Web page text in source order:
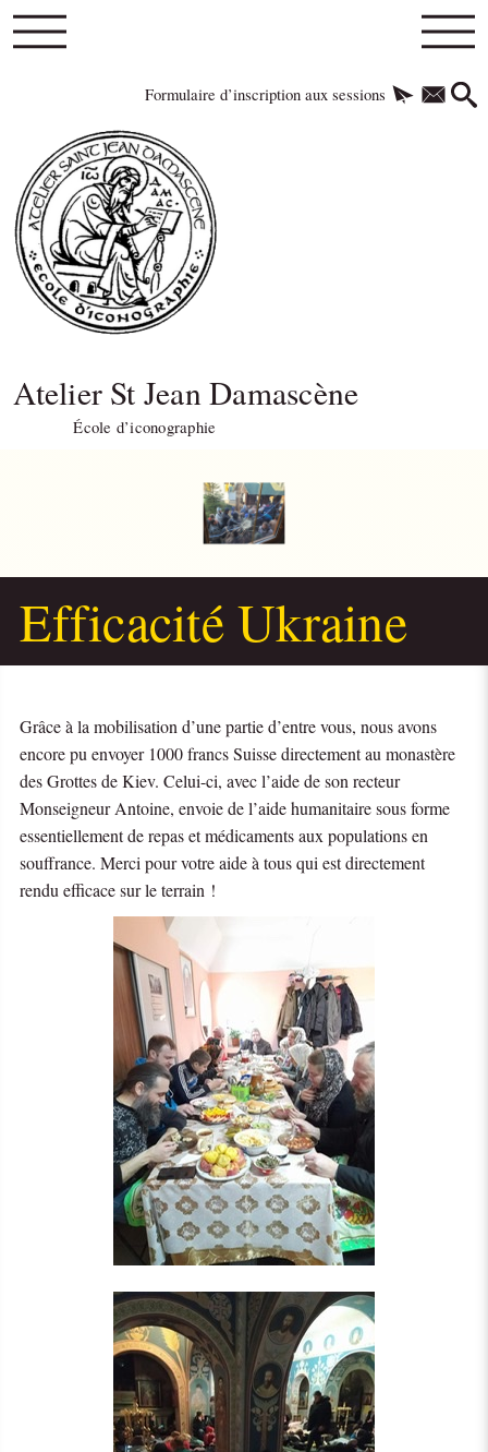
Formulaire d’inscription aux sessions
Atelier St Jean Damascène
École d’iconographie
Efficacité Ukraine
Grâce à la mobilisation d’une partie d’entre vous, nous avons
encore pu envoyer 1000 francs Suisse directement au monastère
des Grottes de Kiev. Celui-ci, avec l’aide de son recteur
Monseigneur Antoine, envoie de l’aide humanitaire sous forme
essentiellement de repas et médicaments aux populations en
souffrance. Merci pour votre aide à tous qui est directement
rendu efficace sur le terrain !